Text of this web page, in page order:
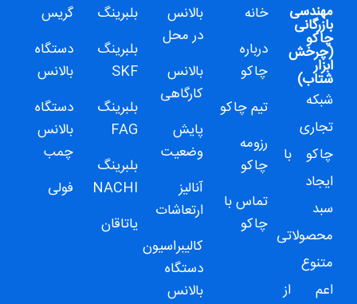
مهندسی
بازرگانی
چاکو
(چرخش
ابزار
شتاب)
شبکه
تجاری
چاکو با
ایجاد
سبد
محصولاتی
متنوع
اعم از
خانه
درباره
چاکو
تیم چاکو
رزومه
چاکو
تماس با
چاکو
بالانس
در محل
بالانس
کارگاهی
پایش
وضعیت
آنالیز
ارتعاشات
کالیبراسیون
دستگاه
بالانس
بلبرینگ
بلبرینگ
SKF
بلبرینگ
FAG
بلبرینگ
NACHI
یاتاقان
گریس
دستگاه
بالانس
دستگاه
بالانس
چمب
فولی